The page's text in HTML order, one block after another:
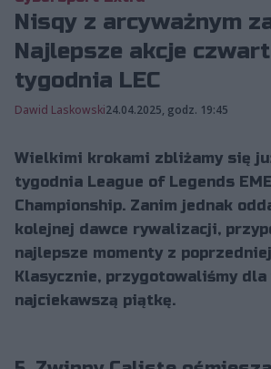
Nisqy z arcyważnym
Najlepsze akcje
tygodnia LEC
Dawid Laskowski24.04.2025, godz. 19:45
Wielkimi krokami zbliżamy się
tygodnia League of Legends
Championship. Zanim jednak
kolejnej dawce rywalizacji,
najlepsze momenty z
Klasycznie, przygotowaliśmy dla
najciekawszą piątkę.